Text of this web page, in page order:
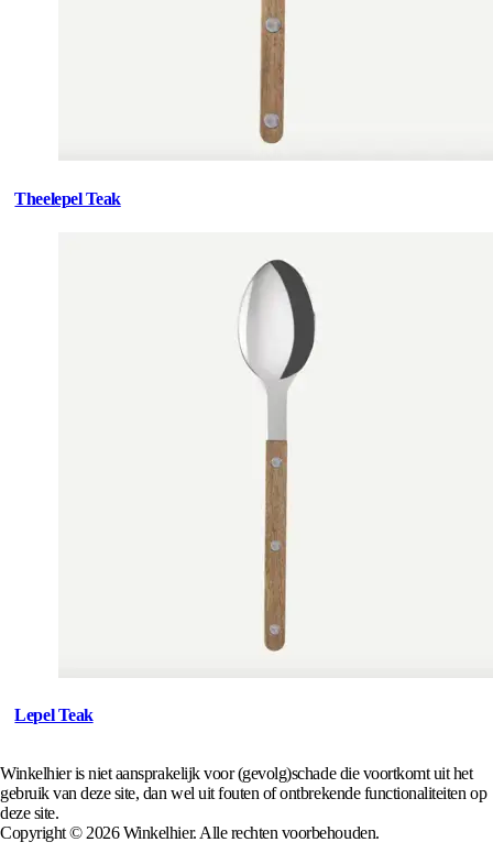
Theelepel Teak
Lepel Teak
Winkelhier is niet aansprakelijk voor (gevolg)schade die voortkomt uit het
gebruik van deze site, dan wel uit fouten of ontbrekende functionaliteiten op
deze site.
Copyright © 2026 Winkelhier. Alle rechten voorbehouden.